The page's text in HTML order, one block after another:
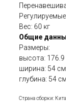
Вес: 60 кг
Общие
Размеры:
высота:
ширина: 54 см
глубина: 54 см
Страна сборки: